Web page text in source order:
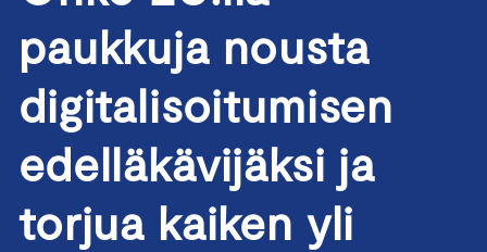
paukkuja nousta
digitalisoitumisen
edelläkävijäksi ja
torjua kaiken yli